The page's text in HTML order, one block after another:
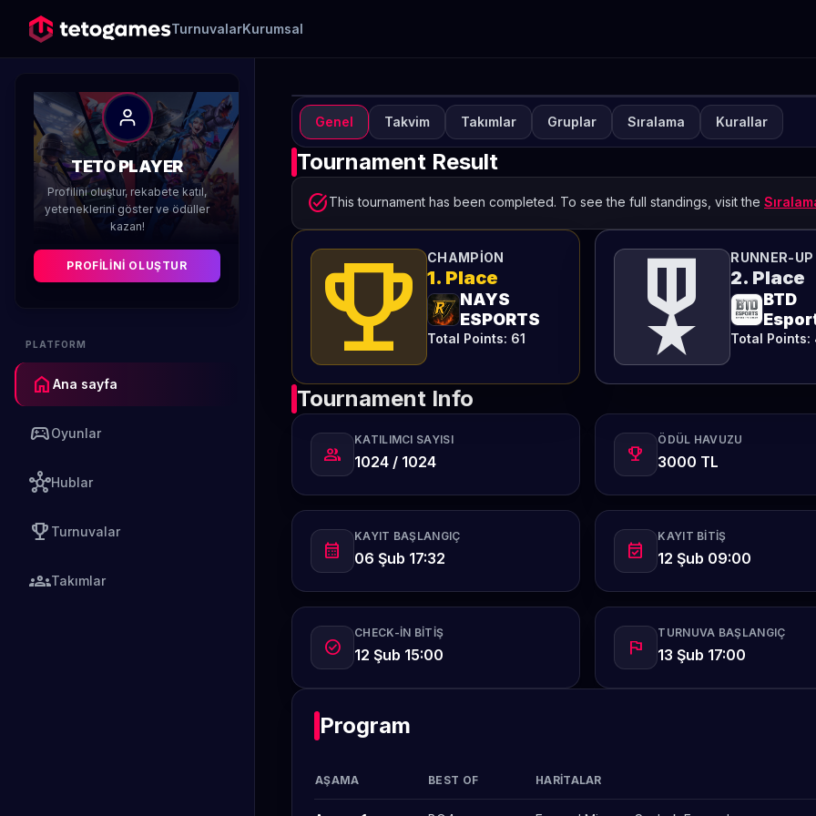
TurnuvalarKurumsal
TETO PLAYER
Profilini oluştur, rekabete katıl,
yeteneklerini göster ve ödüller
kazan!
PROFILINI OLUŞTUR
PLATFORM
home Ana sayfa
sports_esportsOyunlar
hubHublar
emoji_events Turnuvalar
groupsTakımlar
TURNUVA KAPALI
Always-ON PUBG MOBILE
Hafta 4
Düzenleyen TETO
Genel Takvim Takımlar Gruplar Sıralama Kurallar
Tournament Result
task_altThis tournament has been completed. To see the full standings, visit the
emoji_events CHAMPION
1. Place
NAYS
ESPORTS
Total Points: 61 military_techRUNNER-UP
2. Place
BTD
Total Points:
Tournament Info
group
KATILIMCI SAYISI
1024 / 1024 emoji_events
ÖDÜL HAVUZU
3000 TL
calendar_month
KAYIT BAŞLANGIÇ
06 Şub 17:32 event_available
KAYIT BITIŞ
12 Şub 09:00
check_circle
CHECK-IN BITIŞ
12 Şub 15:00 flag
TURNUVA BAŞLANGIÇ
13 Şub 17:00
Program
AŞAMA BEST OF HARITALAR